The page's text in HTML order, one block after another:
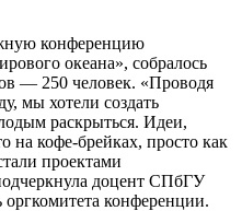
конференцию
океана», собралось
— 250 человек. «Проводя
мы хотели создать
раскрыться. Идеи,
на кофе-брейках, просто как
проектами
доцент СПбГУ
конференции.